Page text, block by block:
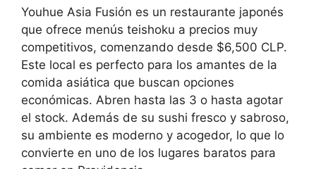
Youhue Asia Fusión es un restaurante japonés
que ofrece menús teishoku a precios muy
competitivos, comenzando desde $6,500 CLP.
Este local es perfecto para los amantes de la
comida asiática que buscan opciones
económicas. Abren hasta las 3 o hasta agotar
el stock. Además de su sushi fresco y sabroso,
su ambiente es moderno y acogedor, lo que lo
convierte en uno de los lugares baratos para